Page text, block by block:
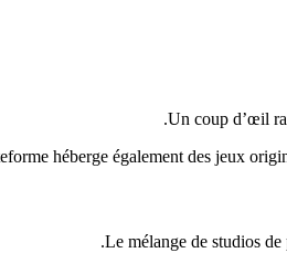
Un coup d’œil
héberge également des jeux
Le mélange de studios